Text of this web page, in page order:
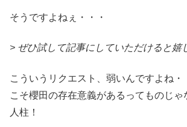
そうですよねぇ・・・
> ぜひ試して記事にしていただけると嬉
こういうリクエスト、弱いんですよね
こそ櫻田の存在意義があるってものじ
人柱！